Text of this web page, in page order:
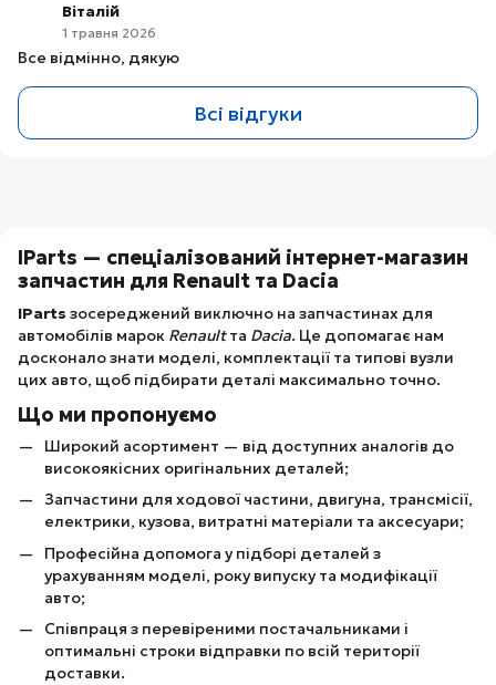
Віталій
1 травня 2026
Все відмінно, дякую
Всі відгуки
IParts — спеціалізований інтернет-магазин
запчастин для Renault та Dacia
IParts зосереджений виключно на запчастинах для
автомобілів марок Renaultта Dacia. Це допомагає нам
досконало знати моделі, комплектації та типові вузли
цих авто, щоб підбирати деталі максимально точно.
Що ми пропонуємо
Широкий асортимент — від доступних аналогів до
високоякісних оригінальних деталей;
Запчастини для ходової частини, двигуна, трансмісії,
електрики, кузова, витратні матеріали та аксесуари;
Професійна допомога у підборі деталей з
урахуванням моделі, року випуску та модифікації
авто;
Співпраця з перевіреними постачальниками і
оптимальні строки відправки по всій території
доставки.